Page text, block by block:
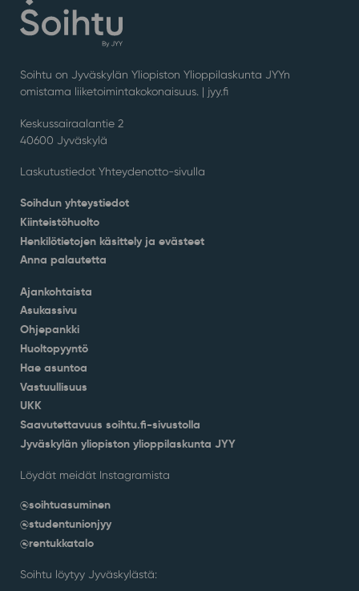
Soihtu on Jyväskylän Yliopiston Ylioppilaskunta JYYn
omistama liiketoimintakokonaisuus. | jyy.fi
Keskussairaalantie 2
40600 Jyväskylä
Laskutustiedot Yhteydenotto-sivulla
Soihdun yhteystiedot
Kiinteistöhuolto
Henkilötietojen käsittely ja evästeet
Anna palautetta
Ajankohtaista
Asukassivu
Ohjepankki
Huoltopyyntö
Hae asuntoa
Vastuullisuus
UKK
Saavutettavuus soihtu.fi-sivustolla
Jyväskylän yliopiston ylioppilaskunta JYY
Löydät meidät Instagramista
@soihtuasuminen
@studentunionjyy
@rentukkatalo
Soihtu löytyy Jyväskylästä: